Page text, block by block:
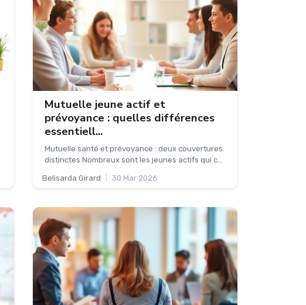
Mutuelle jeune actif et
prévoyance : quelles différences
essentiell...
Mutuelle santé et prévoyance : deux couvertures
distinctes Nombreux sont les jeunes actifs qui c...
Belisarda Girard 30 Mar 2026